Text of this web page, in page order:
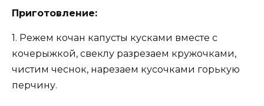
Приготовление:
1. Режем кочан капусты кусками вместе с
кочерыжкой, свеклу разрезаем кружочками,
чистим чеснок, нарезаем кусочками горькую
перчину.